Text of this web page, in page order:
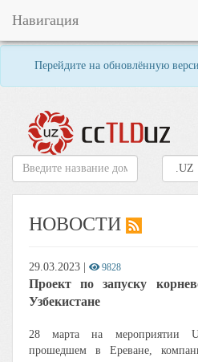
Перейдите на обновлённую
Навигация
НОВОСТИ
29.03.2023 9828
Проект по запуску
Узбекистане
28 марта на мероприятии
прошедшем в Ереване,